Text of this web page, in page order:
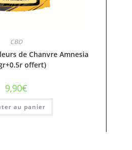
CBD
de Chanvre Amnesia
offert)
9,90€
au panier